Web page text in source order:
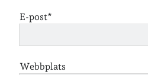
barn
E-post*
Webbplats